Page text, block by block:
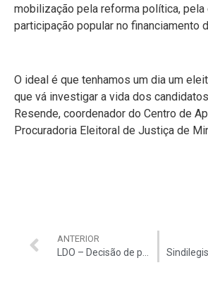
mobilização pela reforma política,
participação popular no financiamento
O ideal é que tenhamos um dia um
que vá investigar a vida dos
Resende, coordenador do Centro de
Procuradoria Eleitoral de Justiça de
ANTERIOR
LDO – Decisão de paralisar obras ficará com o governo